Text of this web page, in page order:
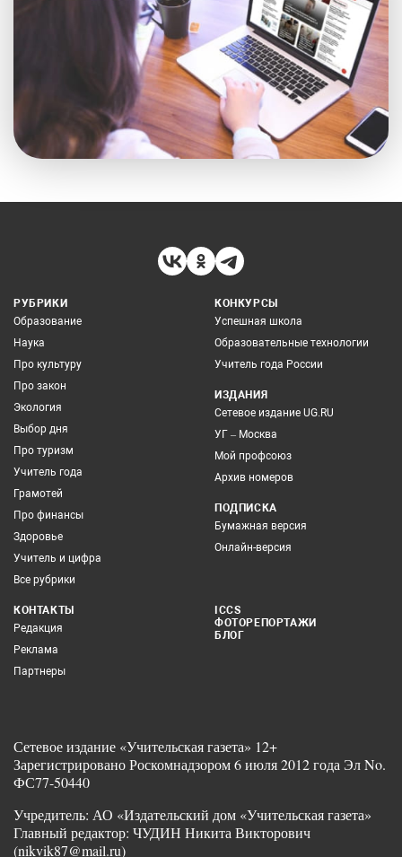
РУБРИКИ
Образование
Наука
Про культуру
Про закон
Экология
Выбор дня
Про туризм
Учитель года
Грамотей
Про финансы
Здоровье
Учитель и цифра
Все рубрики
КОНКУРСЫ
Успешная школа
Образовательные технологии
Учитель года России
ИЗДАНИЯ
Сетевое издание UG.RU
УГ – Москва
Мой профсоюз
Архив номеров
ПОДПИСКА
Бумажная версия
Онлайн-версия
КОНТАКТЫ
Редакция
Реклама
Партнеры
ICCS
ФОТОРЕПОРТАЖИ
БЛОГ
Сетевое издание «Учительская газета» 12+
Зарегистрировано Роскомнадзором 6 июля 2012 года Эл No.
ФС77-50440
Учредитель: АО «Издательский дом «Учительская газета»
Главный редактор: ЧУДИН Никита Викторович
(nikvik87@mail.ru)